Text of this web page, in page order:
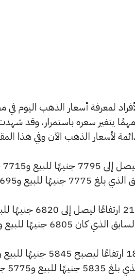
يتغير سعره باستمرار، وقد
و7695 جنيهًا للشراء.
للبيع و6735 جنيهًا للشراء.
جنيهًا للشراء.